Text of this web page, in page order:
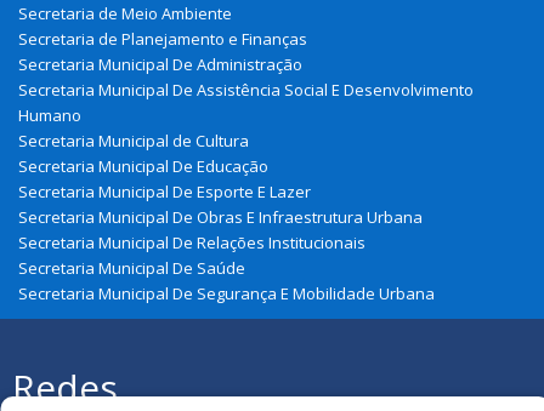
Secretaria de Meio Ambiente
Secretaria de Planejamento e Finanças
Secretaria Municipal De Administração
Secretaria Municipal De Assistência Social E Desenvolvimento
Humano
Secretaria Municipal de Cultura
Secretaria Municipal De Educação
Secretaria Municipal De Esporte E Lazer
Secretaria Municipal De Obras E Infraestrutura Urbana
Secretaria Municipal De Relações Institucionais
Secretaria Municipal De Saúde
Secretaria Municipal De Segurança E Mobilidade Urbana
Redes